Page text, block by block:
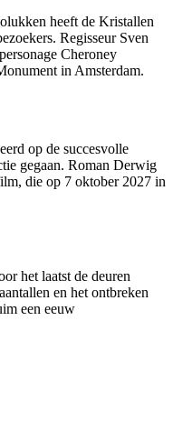
heeft de Kristallen
Regisseur Sven
Cheroney
in Amsterdam.
op de succesvolle
gegaan. Roman Derwig
die op 7 oktober 2027 in
het laatst de deuren
en het ontbreken
een eeuw